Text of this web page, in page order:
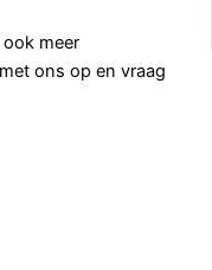
ook meer
ons op en vraag